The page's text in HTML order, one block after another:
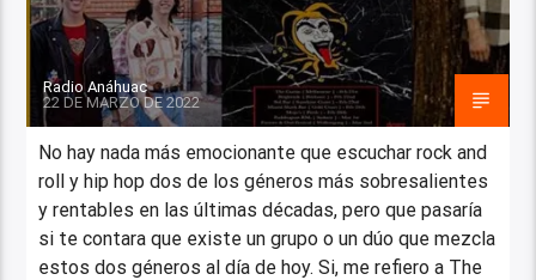
Radio Anáhuac
22 DE MARZO DE 2022
No hay nada más emocionante que escuchar rock and
roll y hip hop dos de los géneros más sobresalientes
y rentables en las últimas décadas, pero que pasaría
si te contara que existe un grupo o un dúo que mezcla
estos dos géneros al día de hoy. Si, me refiero a The